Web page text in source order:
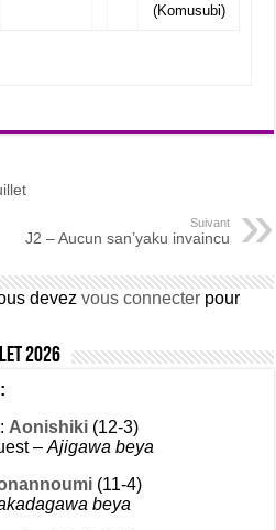
(Komusubi)
Suivant
J2 – Aucun san’yaku invaincu
devezvous connecter pour
2026
Aonishiki (12-3)
–Ajigawa beya
(11-4)
beya